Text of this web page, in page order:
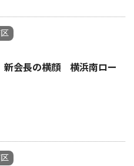
会長の横顔 横浜南ロー